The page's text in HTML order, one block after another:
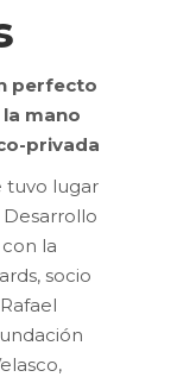
perfecto
mano
privada
tuvo lugar
la
socio